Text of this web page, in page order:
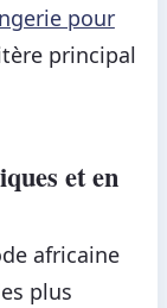
pour
principal
et en
africaine
plus